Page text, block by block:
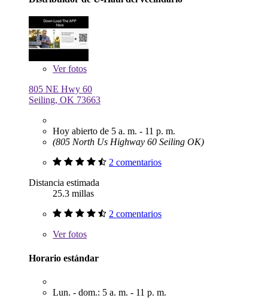
Verfotos
805 NE Hwy 60
Seiling, OK 73663
Hoy abierto de 5 a. m. - 11 p. m.
(805 North Us Highway 60 Seiling OK)
2 comentarios
Distancia estimada
25.3 millas
2 comentarios
Verfotos
Horario estándar
Lun. - dom.: 5 a. m. - 11 p. m.